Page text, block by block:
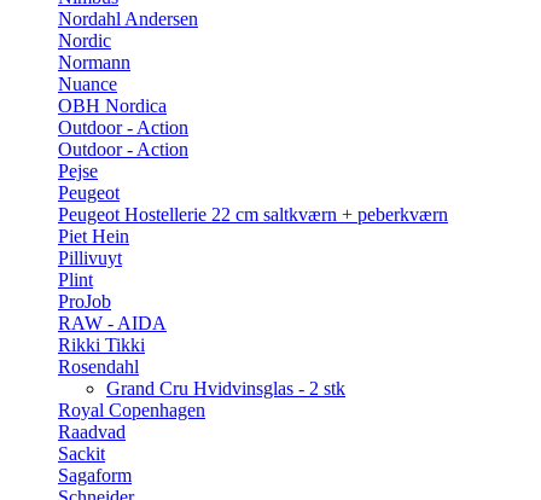
Nordahl Andersen
Nordic
Normann
Nuance
OBH Nordica
Outdoor - Action
Outdoor - Action
Pejse
Peugeot
Peugeot Hostellerie 22 cm saltkværn + peberkværn
Piet Hein
Pillivuyt
Plint
ProJob
RAW - AIDA
Rikki Tikki
Rosendahl
Grand Cru Hvidvinsglas - 2 stk
Royal Copenhagen
Raadvad
Sackit
Sagaform